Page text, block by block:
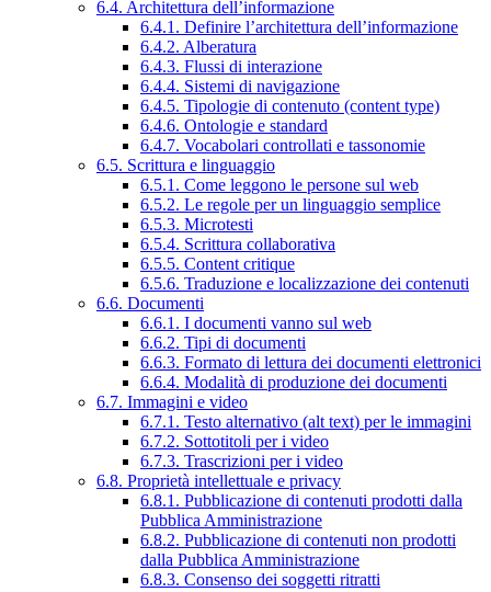
6.4. Architettura dell’informazione
6.4.1. Definire l’architettura dell’informazione
6.4.2. Alberatura
6.4.3. Flussi di interazione
6.4.4. Sistemi di navigazione
6.4.5. Tipologie di contenuto (content type)
6.4.6. Ontologie e standard
6.4.7. Vocabolari controllati e tassonomie
6.5. Scrittura e linguaggio
6.5.1. Come leggono le persone sul web
6.5.2. Le regole per un linguaggio semplice
6.5.3. Microtesti
6.5.4. Scrittura collaborativa
6.5.5. Content critique
6.5.6. Traduzione e localizzazione dei contenuti
6.6. Documenti
6.6.1. I documenti vanno sul web
6.6.2. Tipi di documenti
6.6.3. Formato di lettura dei documenti elettronici
6.6.4. Modalità di produzione dei documenti
6.7. Immagini e video
6.7.1. Testo alternativo (alt text) per le immagini
6.7.2. Sottotitoli per i video
6.7.3. Trascrizioni per i video
6.8. Proprietà intellettuale e privacy
6.8.1. Pubblicazione di contenuti prodotti dalla
Pubblica Amministrazione
6.8.2. Pubblicazione di contenuti non prodotti
dalla Pubblica Amministrazione
6.8.3. Consenso dei soggetti ritratti